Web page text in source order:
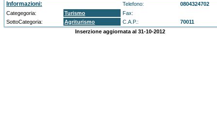
Informazioni: Telefono:
0804324702
Categegoria:
Turismo
Fax:
SottoCategoria:
Agriturismo C.A.P.:
70011
Inserzione aggiornata al 31-10-2012